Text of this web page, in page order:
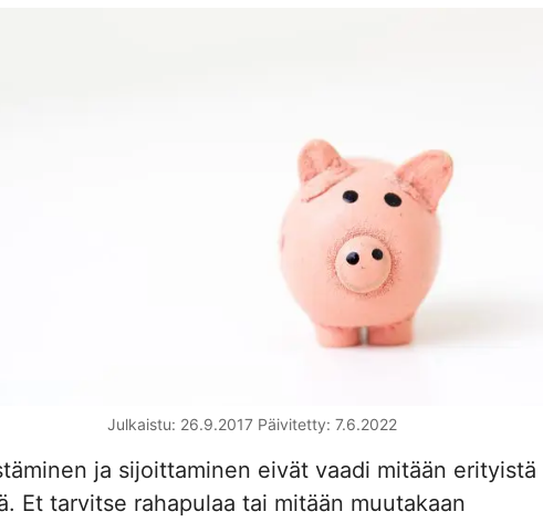
Julkaistu: 26.9.2017 Päivitetty: 7.6.2022
ja sijoittaminen eivät vaadi mitään erityistä
Et tarvitse rahapulaa tai mitään muutakaan